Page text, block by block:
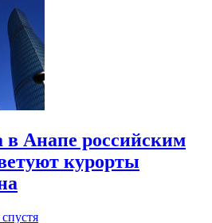
в Анапе российским
курорты